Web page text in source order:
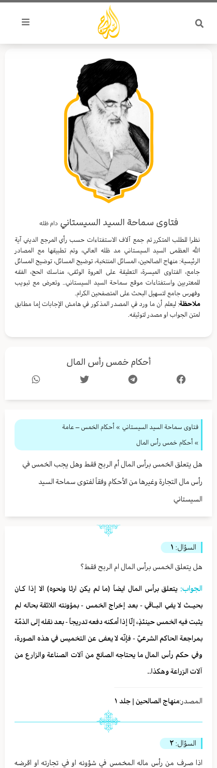
تخطي
المحتوى
فتاوى سماحة السيد السيستاني دام ظله
نظرا للطلب المتكرر تم جمع آلاف الاستفتاءات حسب رأي المرجع الديني آية
الله العظمى السيد السيستاني مد ظله العالي، وتم تطبيقها مع المصادر
الرئيسية: منهاج الصالحين، المسائل المنتخبة، توضيح المسائل، توضيح المسائل
جامع، الفتاوى الميسرة، التعليقة على العروة الوثقى، مناسك الحج، الفقه
للمغتربين واستفتاءات موقع سماحة السيد السيستاني.. وتعرض مع تبويب
وفهرس جامع لتسهيل البحث على المتصفحين الكرام.
ملاحظة: ليعلم أن ما ورد في المصدر المذكور في هامش الإجابات إما مطابق
لمتن الجواب او مصدر لتوثيقه.
أحكام خمس رأس المال
فتاوى سماحة السيد السيستاني » أحكام الخمس – عامة
» أحكام خمس رأس المال
هل يتعلق الخمس برأس المال أم الربح فقط وهل يجب الخمس في
رأس مال التجارة وغيرها من الأحكام وفقاً لفتوى سماحة السيد
السيستاني
السؤال: ١
هل يتعلق الخمس برأس المال ام الربح فقط؟
الجواب: يتعلق برأس المال ايضاً (ما لم يكن ارثا ونحوه) الا إذا كـان
بحيــث لا يفي البــاقي - بعد إخراج الخمس - بمؤونته اللائقة بحاله لم
‏يثبت فيه الخمس حينئذٍ، إلّا إذا أمكنه دفعه تدريجاً - بعد نقله إلى الذمّة
بمراجعة الحاكم الشرعيّ - فإنّه لا يعفى عن التخميس في هذه الصورة،
وفي حكم رأس المال ما يحتاجه الصانع من آلات الصناعة والزارع من
آلات الزراعة وهكذا..
المصدر:منهاج الصالحين | جلد ١
السؤال: ٢
اذا صرف من رأس ماله المخمس في شؤونه او في تجارته او اقرضه